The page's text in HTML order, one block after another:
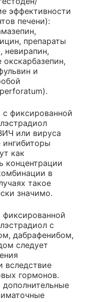
эффективности
печени):
препараты
невирапин,
и
фиксированной
или вируса
ингибиторы
как
концентрации
в
такое
значимо.
с
дабрафенибом,
следует
вследствие
гормонов.
дополнительные